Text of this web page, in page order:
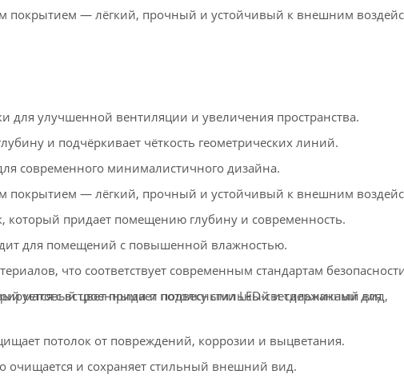
— лёгкий, прочный и устойчивый к внешним
для улучшенной вентиляции и увеличения пространства.
и подчёркивает чёткость геометрических линий.
современного минималистичного дизайна.
— лёгкий, прочный и устойчивый к внешним
который придает помещению глубину и современность.
для помещений с повышенной влажностью.
что соответствует современным стандартам
с встроенными и подвесными LED-светильниками для
матовый цвет придает потолку стильный и сдержанный вид,
потолок от повреждений, коррозии и выцветания.
очищается и сохраняет стильный внешний вид.